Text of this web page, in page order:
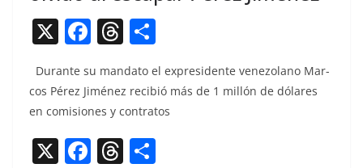
X F
c
e
b
o
T
h
re
a
d
s
o
m
p
Durante su manda­to el expres­i­dente vene­zolano Mar­
cos Pérez Jiménez recibió más de 1 mil­lón de dólares
en comi­siones y contratos
X F T